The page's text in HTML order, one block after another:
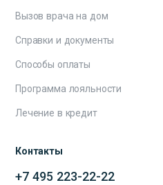
Вызов врача на дом
Справки и документы
Способы оплаты
Программа лояльности
Лечение в кредит
Контакты
+7 495 223-22-22